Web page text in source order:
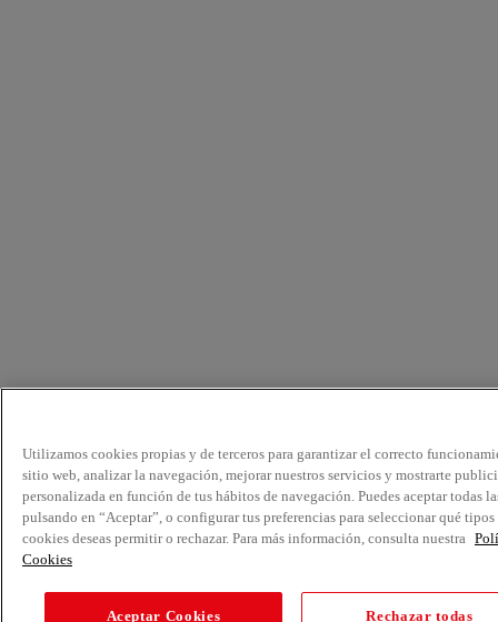
Utilizamos cookies propias y de terceros para garantizar el correcto
sitio web, analizar la navegación, mejorar nuestros servicios y mostrarte
personalizada en función de tus hábitos de navegación. Puedes aceptar todas
pulsando en “Aceptar”, o configurar tus preferencias para seleccionar qué tipos
cookies deseas permitir o rechazar. Para más información, consulta nuestra
Cookies
Aceptar Cookies Rechazar todas